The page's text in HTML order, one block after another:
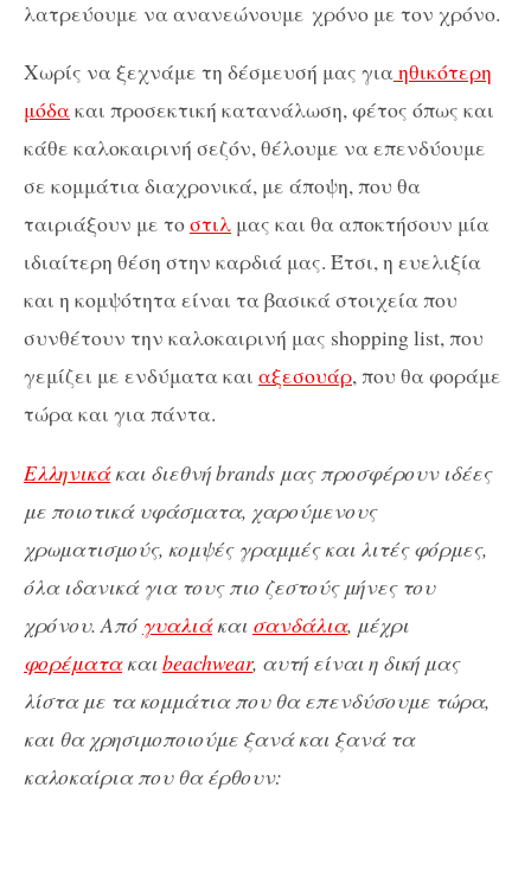
λατρεύουμε ναανανεώνουμε χρόνο με τον χρόνο.
Xωρίς να ξεχνάμε τη δέσμευσή μας γιαηθικότερη
μόδακαι προσεκτική κατανάλωση, φέτος όπως και
κάθε καλοκαιρινή σεζόν, θέλουμε να επενδύουμε
σε κομμάτια διαχρονικά, με άποψη, που θα
ταιριάξουν με τοστιλ μας και θα αποκτήσουν μία
ιδιαίτερη θέση στην καρδιά μας. Έτσι, η ευελιξία
και η κομψότητα είναι τα βασικά στοιχεία που
συνθέτουν την καλοκαιρινή μας shopping list, που
γεμίζει με ενδύματα και αξεσουάρ, που θα φοράμε
τώρα και για πάντα.
Eλληνικάκαι διεθνή brands μας προσφέρουν ιδέες
με ποιοτικά υφάσματα, χαρούμενους
χρωματισμούς, κομψές γραμμές και λιτές φόρμες,
όλα ιδανικά για τους πιο ζεστούς μήνες του
χρόνου. Από γυαλιάκαι σανδάλια, μέχρι
φορέματακαιbeachwear, αυτή είναι η δική μας
λίστα με τα κομμάτια που θα επενδύσουμε τώρα,
και θα χρησιμοποιούμε ξανά και ξανά τα
καλοκαίρια που θα έρθουν: